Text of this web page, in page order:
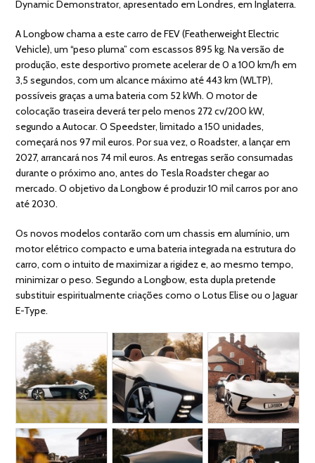
Dynamic Demonstrator, apresentado em Londres, em Inglaterra.
A Longbow chama a este carro de FEV (Featherweight Electric
Vehicle), um “peso pluma” com escassos 895 kg. Na versão de
produção, este desportivo promete acelerar de 0 a 100 km/h em
3,5 segundos, com um alcance máximo até 443 km (WLTP),
possíveis graças a uma bateria com 52 kWh. O motor de
colocação traseira deverá ter pelo menos 272 cv/200 kW,
segundo a Autocar. O Speedster, limitado a 150 unidades,
começará nos 97 mil euros. Por sua vez, o Roadster, a lançar em
2027, arrancará nos 74 mil euros. As entregas serão consumadas
durante o próximo ano, antes do Tesla Roadster chegar ao
mercado. O objetivo da Longbow é produzir 10 mil carros por ano
até 2030.
Os novos modelos contarão com um chassis em alumínio, um
motor elétrico compacto e uma bateria integrada na estrutura do
carro, com o intuito de maximizar a rigidez e, ao mesmo tempo,
minimizar o peso. Segundo a Longbow, esta dupla pretende
substituir espiritualmente criações como o Lotus Elise ou o Jaguar
E-Type.